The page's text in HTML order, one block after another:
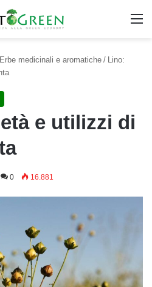
Erbe medicinali e aromatiche / Lino:
e utilizzi di
0 16.881